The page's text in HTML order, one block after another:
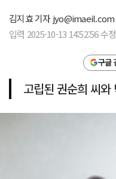
김지효 기자jyo@imaeil.com
입력 2025-10-13 14:52:56 수
구글
고립된 권순희 씨